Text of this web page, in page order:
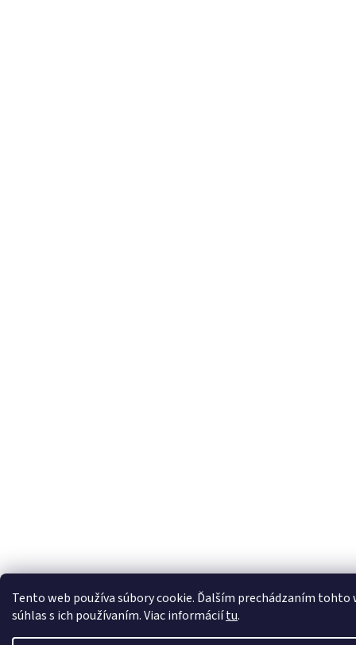
Tento web používa súbory cookie. Ďalším prechádzaním tohto
súhlas s ich používaním. Viac informáciítu.